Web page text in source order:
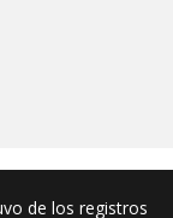
de los registros